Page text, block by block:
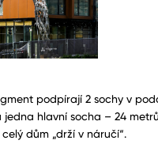
podpírají 2 sochy v
jedna hlavní socha – 24
dům „drží v náručí“.